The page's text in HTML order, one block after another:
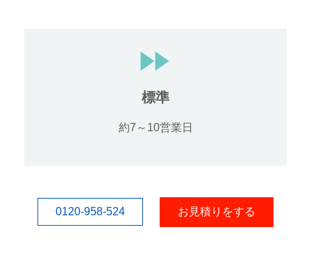
標準
約7～10営業日
0120-958-524 お見積りをする